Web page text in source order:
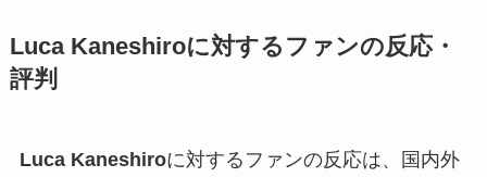
Luca Kaneshiroに対するファンの反応・
評判
Luca Kaneshiroに対するファンの反応は、国内外